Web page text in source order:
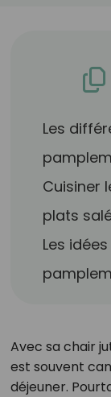
Les
Cuisiner
plats
Les
Avec sa chair
est souvent
déjeuner.